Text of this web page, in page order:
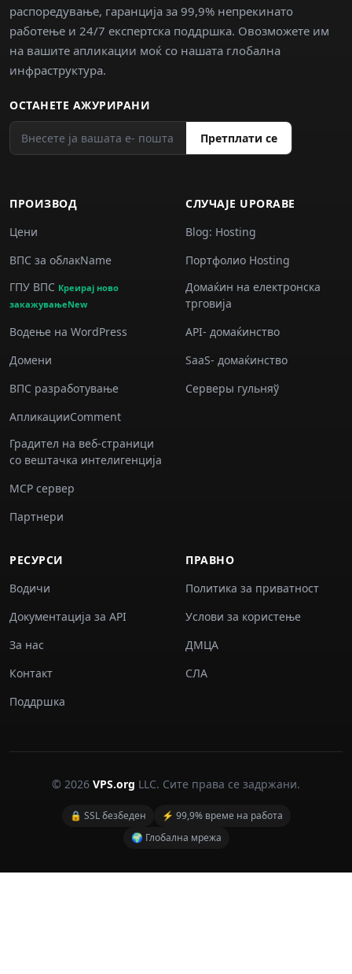
распоредување, гаранција за 99,9% непрекинато
работење и 24/7 експертска поддршка. Овозможете им
на вашите апликации моќ со нашата глобална
инфраструктура.
ОСТАНЕТЕ АЖУРИРАНИ
Претплати се
ПРОИЗВОД
Цени
ВПС за облакName
ГПУ ВПС Креирај ново
закажувањеNew
Водење на WordPress
Домени
ВПС разработување
АпликацииComment
Градител на веб-страници
со вештачка интелигенција
MCP сервер
Партнери
СЛУЧАJE UPORABE
Blog: Hosting
Портфолио Hosting
Домаќин на електронска
трговија
API- домаќинство
SaaS- домаќинство
Серверы гульняў
РЕСУРСИ
Водичи
Документација за API
За нас
Контакт
Поддршка
ПРАВНО
Политика за приватност
Услови за користење
ДМЦА
СЛА
© 2026 VPS.org LLC. Сите права се задржани.
🔒 SSL безбеден
⚡ 99,9% време на работа
🌍 Глобална мрежа